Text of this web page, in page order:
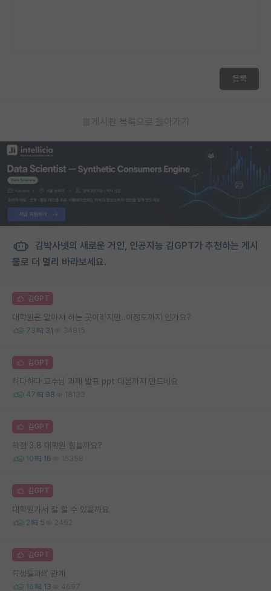
등록
게시판 목록으로 돌아가기
김박사넷의 새로운 거인, 인공지능 김GPT가 추천하는 게시
물로 더 멀리 바라보세요.
김GPT
대학원은 알아서 하는 곳이라지만..이정도까지 인가요?
73 31 34815
김GPT
하다하다 교수님 과제 발표 ppt 대본까지 만드네요
47 98 18133
김GPT
학점 3.8 대학원 힘들까요?
10 16 16358
김GPT
대학원가서 잘 할 수 있을까요
2 5 2462
김GPT
학생들과의 관계
16 13 4697